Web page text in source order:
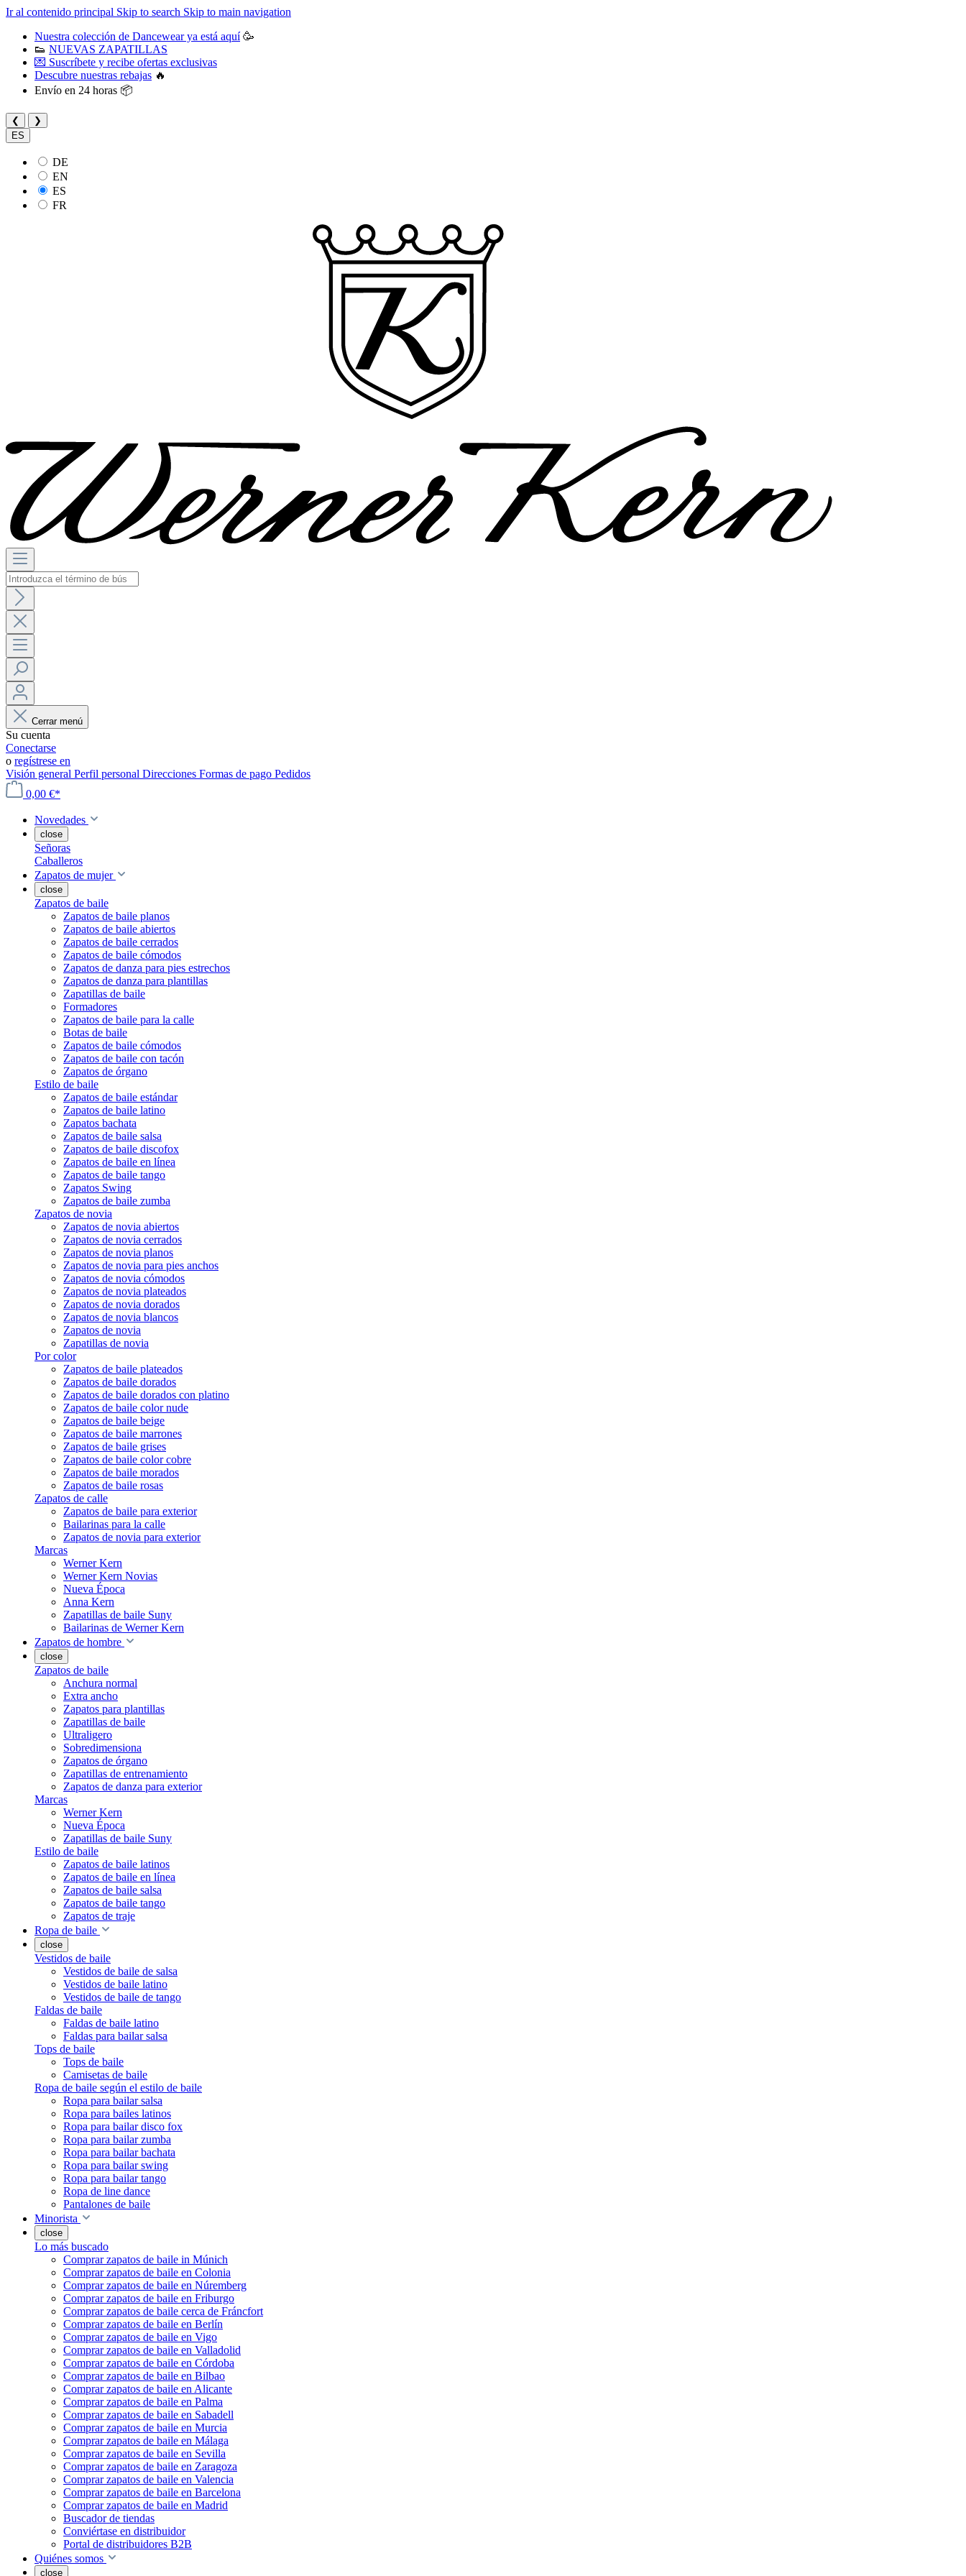
Ir al contenido principal Skip to search Skip to main navigation
Nuestra colección de Dancewear ya está aquí🥳
👟 NUEVAS ZAPATILLAS
💌 Suscríbete y recibe ofertas exclusivas
Descubre nuestras rebajas 🔥
Envío en 24 horas 📦
❮
❯
ES
DE
EN
ES
FR
Cerrar menú
Su cuenta
Conectarse
o regístrese en
Visión general Perfil personal Direcciones Formas de pago Pedidos
0,00 €*
Novedades
close
Señoras
Caballeros
Zapatos de mujer
close
Zapatos de baile
Zapatos de baile planos
Zapatos de baile abiertos
Zapatos de baile cerrados
Zapatos de baile cómodos
Zapatos de danza para pies estrechos
Zapatos de danza para plantillas
Zapatillas de baile
Formadores
Zapatos de baile para la calle
Botas de baile
Zapatos de baile cómodos
Zapatos de baile con tacón
Zapatos de órgano
Estilo de baile
Zapatos de baile estándar
Zapatos de baile latino
Zapatos bachata
Zapatos de baile salsa
Zapatos de baile discofox
Zapatos de baile en línea
Zapatos de baile tango
Zapatos Swing
Zapatos de baile zumba
Zapatos de novia
Zapatos de novia abiertos
Zapatos de novia cerrados
Zapatos de novia planos
Zapatos de novia para pies anchos
Zapatos de novia cómodos
Zapatos de novia plateados
Zapatos de novia dorados
Zapatos de novia blancos
Zapatos de novia
Zapatillas de novia
Por color
Zapatos de baile plateados
Zapatos de baile dorados
Zapatos de baile dorados con platino
Zapatos de baile color nude
Zapatos de baile beige
Zapatos de baile marrones
Zapatos de baile grises
Zapatos de baile color cobre
Zapatos de baile morados
Zapatos de baile rosas
Zapatos de calle
Zapatos de baile para exterior
Bailarinas para la calle
Zapatos de novia para exterior
Marcas
Werner Kern
Werner Kern Novias
Nueva Época
Anna Kern
Zapatillas de baile Suny
Bailarinas de Werner Kern
Zapatos de hombre
close
Zapatos de baile
Anchura normal
Extra ancho
Zapatos para plantillas
Zapatillas de baile
Ultraligero
Sobredimensiona
Zapatos de órgano
Zapatillas de entrenamiento
Zapatos de danza para exterior
Marcas
Werner Kern
Nueva Época
Zapatillas de baile Suny
Estilo de baile
Zapatos de baile latinos
Zapatos de baile en línea
Zapatos de baile salsa
Zapatos de baile tango
Zapatos de traje
Ropa de baile
close
Vestidos de baile
Vestidos de baile de salsa
Vestidos de baile latino
Vestidos de baile de tango
Faldas de baile
Faldas de baile latino
Faldas para bailar salsa
Tops de baile
Tops de baile
Camisetas de baile
Ropa de baile según el estilo de baile
Ropa para bailar salsa
Ropa para bailes latinos
Ropa para bailar disco fox
Ropa para bailar zumba
Ropa para bailar bachata
Ropa para bailar swing
Ropa para bailar tango
Ropa de line dance
Pantalones de baile
Minorista
close
Lo más buscado
Comprar zapatos de baile in Múnich
Comprar zapatos de baile en Colonia
Comprar zapatos de baile en Núremberg
Comprar zapatos de baile en Friburgo
Comprar zapatos de baile cerca de Fráncfort
Comprar zapatos de baile en Berlín
Comprar zapatos de baile en Vigo
Comprar zapatos de baile en Valladolid
Comprar zapatos de baile en Córdoba
Comprar zapatos de baile en Bilbao
Comprar zapatos de baile en Alicante
Comprar zapatos de baile en Palma
Comprar zapatos de baile en Sabadell
Comprar zapatos de baile en Murcia
Comprar zapatos de baile en Málaga
Comprar zapatos de baile en Sevilla
Comprar zapatos de baile en Zaragoza
Comprar zapatos de baile en Valencia
Comprar zapatos de baile en Barcelona
Comprar zapatos de baile en Madrid
Buscador de tiendas
Conviértase en distribuidor
Portal de distribuidores B2B
Quiénes somos
close